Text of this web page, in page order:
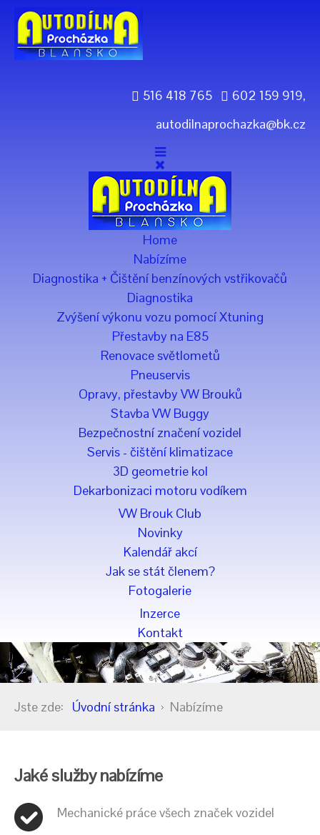
516 418 765
602 159 919,
autodilnaprochazka@bk.cz
Home
Nabízíme
Diagnostika + Čištění benzínových vstřikovačů
Diagnostika
Zvýšení výkonu vozu pomocí Xtuning
Přestavby na E85
Renovace světlometů
Pneuservis
Opravy, přestavby VW Brouků
Stavba VW Buggy
Bezpečnostní značení vozidel
Servis - čištění klimatizace
3D geometrie kol
Dekarbonizaci motoru vodíkem
VW Brouk Club
Novinky
Kalendář akcí
Jak se stát členem?
Fotogalerie
Inzerce
Kontakt
Jste zde: Úvodní stránka Nabízíme
Jaké služby nabízíme
Mechanické práce všech značek vozidel
YearMonth
YearMonth